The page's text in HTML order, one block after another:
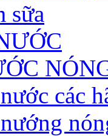
sữa
các